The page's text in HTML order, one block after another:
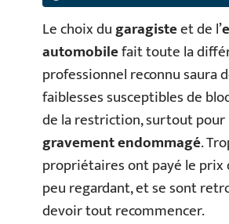
Le choix dugaragisteet de l’
automobilefait toute la
professionnel reconnu saura
faiblesses susceptibles de
de la restriction, surtout pour
gravement endommagé.
propriétaires ont payé le prix
peu regardant, et se sont
devoir tout recommencer.